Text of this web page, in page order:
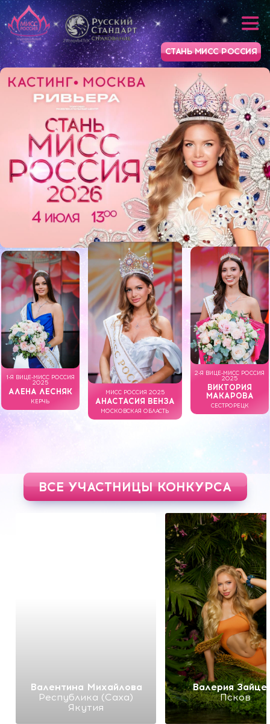
СТАНЬ МИСС РОССИЯ
1-Я ВИЦЕ-МИСС РОССИЯ
2025
АЛЕНА ЛЕСНЯК
КЕРЧЬ
МИСС РОССИЯ 2025
АНАСТАСИЯ ВЕНЗА
МОСКОВСКАЯ ОБЛАСТЬ
2-Я ВИЦЕ-МИСС РОССИЯ
2025
ВИКТОРИЯ
МАКАРОВА
СЕСТРОРЕЦК
ВСЕ УЧАСТНИЦЫ КОНКУРСА
Валентина Михайлова
Республика (Саха)
Якутия
Валерия
Псков